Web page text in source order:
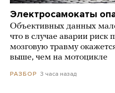
Электросамокаты
Объективных данных
что в случае аварии риск
мозговую травму
выше, чем на мотоцикле
РАЗБОР 3 часа назад